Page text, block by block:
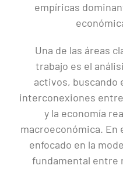
empíricas
Una de las áreas
trabajo es el
activos, buscando
interconexiones
y la economía
macroeconómica. En
enfocado en la
fundamental entre